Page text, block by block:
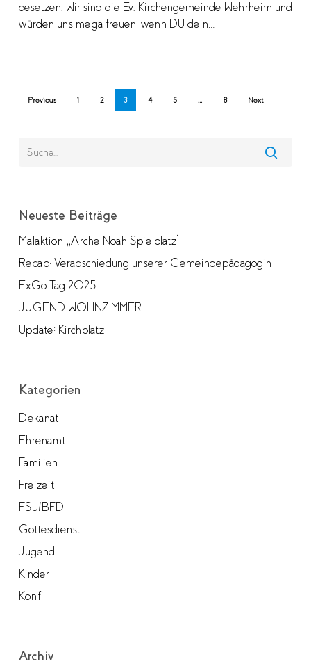
besetzen. Wir sind die Ev. Kirchengemeinde Wehrheim und
würden uns mega freuen, wenn DU dein…
Previous 1 2 3 4 5 … 8 Next
Neueste Beiträge
Malaktion „Arche Noah Spielplatz“
Recap: Verabschiedung unserer Gemeindepädagogin
ExGo Tag 2025
JUGEND WOHNZIMMER
Update: Kirchplatz
Kategorien
Dekanat
Ehrenamt
Familien
Freizeit
FSJ/BFD
Gottesdienst
Jugend
Kinder
Konfi
Archiv